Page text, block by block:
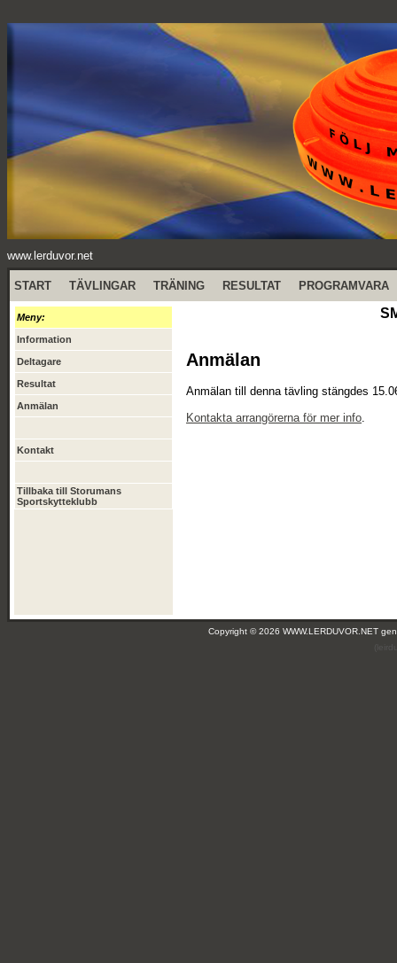
www.lerduvor.net
START TÄVLINGAR TRÄNING RESULTAT PROGRAMVARA
Meny:
Information
Deltagare
Resultat
Anmälan
Kontakt
Tillbaka till Storumans
Sportskytteklubb
Anmälan
Anmälan till denna tävling stängdes
Kontakta arrangörerna för mer info.
Copyright © 2026 WWW.LERDUVOR.NET